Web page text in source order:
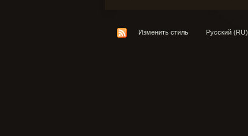
Изменить стиль Русский (RU)